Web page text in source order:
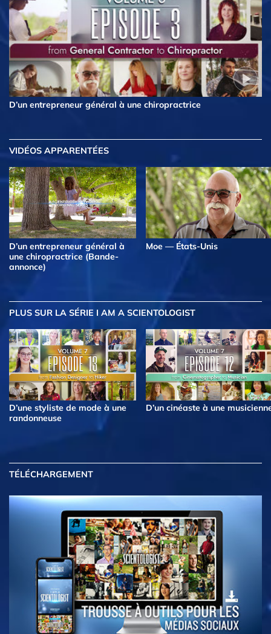
D’un entrepreneur général à une chiropractrice
VIDÉOS APPARENTÉES
D’un entrepreneur général à
une chiropractrice (Bande-
annonce)
Moe — États-Unis
PLUS SUR LA SÉRIE I AM A SCIENTOLOGIST
D’une styliste de mode à une
randonneuse
D’un cinéaste à une
TÉLÉCHARGEMENT